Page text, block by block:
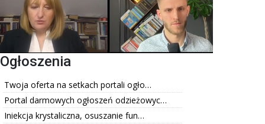
Ogłoszenia
Twoja oferta na setkach portali ogło…
Portal darmowych ogłoszeń odzieżowyc…
Iniekcja krystaliczna, osuszanie fun…